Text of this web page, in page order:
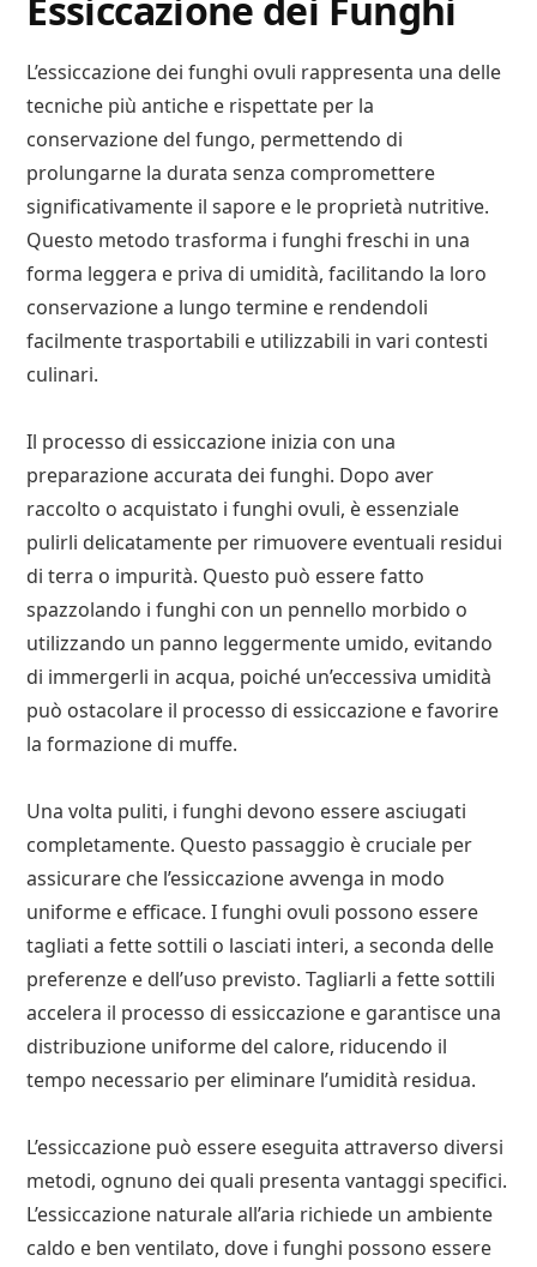
Essiccazione dei Funghi
L’essiccazione dei funghi ovuli rappresenta una delle
tecniche più antiche e rispettate per la
conservazione del fungo, permettendo di
prolungarne la durata senza compromettere
significativamente il sapore e le proprietà nutritive.
Questo metodo trasforma i funghi freschi in una
forma leggera e priva di umidità, facilitando la loro
conservazione a lungo termine e rendendoli
facilmente trasportabili e utilizzabili in vari contesti
culinari.
Il processo di essiccazione inizia con una
preparazione accurata dei funghi. Dopo aver
raccolto o acquistato i funghi ovuli, è essenziale
pulirli delicatamente per rimuovere eventuali residui
di terra o impurità. Questo può essere fatto
spazzolando i funghi con un pennello morbido o
utilizzando un panno leggermente umido, evitando
di immergerli in acqua, poiché un’eccessiva umidità
può ostacolare il processo di essiccazione e favorire
la formazione di muffe.
Una volta puliti, i funghi devono essere asciugati
completamente. Questo passaggio è cruciale per
assicurare che l’essiccazione avvenga in modo
uniforme e efficace. I funghi ovuli possono essere
tagliati a fette sottili o lasciati interi, a seconda delle
preferenze e dell’uso previsto. Tagliarli a fette sottili
accelera il processo di essiccazione e garantisce una
distribuzione uniforme del calore, riducendo il
tempo necessario per eliminare l’umidità residua.
L’essiccazione può essere eseguita attraverso diversi
metodi, ognuno dei quali presenta vantaggi specifici.
L’essiccazione naturale all’aria richiede un ambiente
caldo e ben ventilato, dove i funghi possono essere